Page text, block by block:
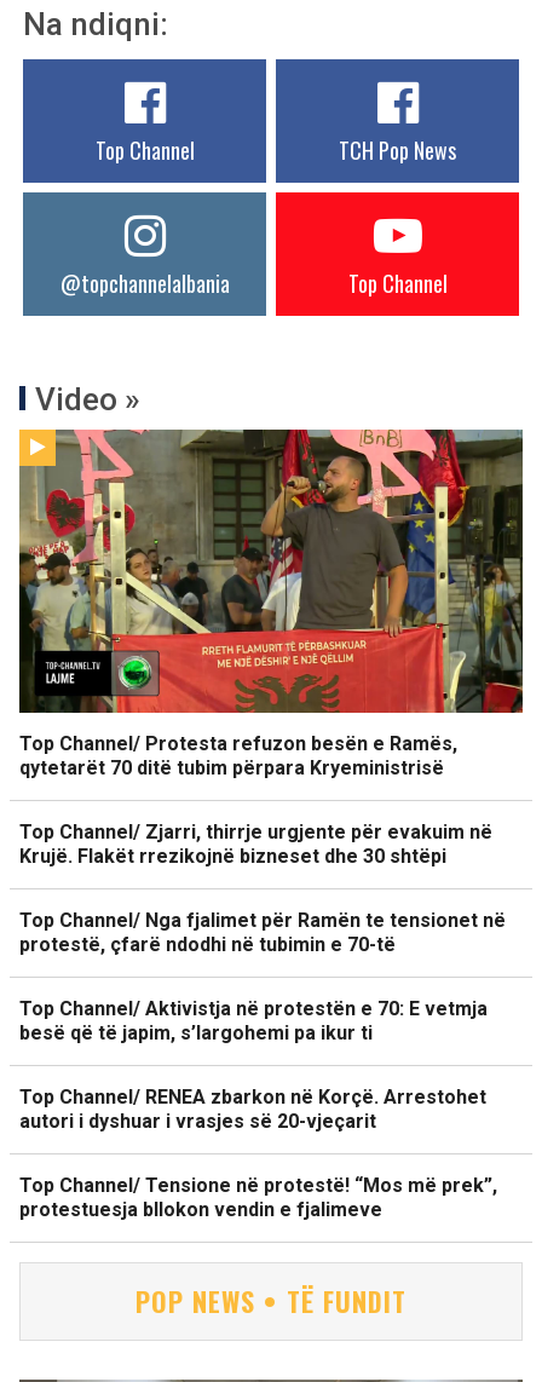
Na ndiqni:
Top Channel TCH Pop News
@topchannelalbania Top Channel
Video »
Top Channel/ Protesta refuzon besën e Ramës,
qytetarët 70 ditë tubim përpara Kryeministrisë
Top Channel/ Zjarri, thirrje urgjente për evakuim në
Krujë. Flakët rrezikojnë bizneset dhe 30 shtëpi
Top Channel/ Nga fjalimet për Ramën te tensionet në
protestë, çfarë ndodhi në tubimin e 70-të
Top Channel/ Aktivistja në protestën e 70: E vetmja
besë që të japim, s’largohemi pa ikur ti
Top Channel/ RENEA zbarkon në Korçë. Arrestohet
autori i dyshuar i vrasjes së 20-vjeçarit
Top Channel/ Tensione në protestë! “Mos më prek”,
protestuesja bllokon vendin e fjalimeve
POP NEWS • TË FUNDIT